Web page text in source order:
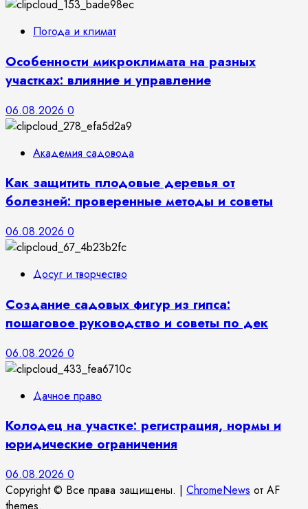
Погода и климат
Особенности микроклимата на разных
участках: влияние и управление
06.08.2026 0
Академия садовода
Как защитить плодовые деревья от
болезней: проверенные методы и советы
06.08.2026 0
Досуг и творчество
Создание садовых фигур из гипса:
пошаговое руководство и советы по дек
06.08.2026 0
Дачное право
Колодец на участке: регистрация, нормы и
юридические ограничения
06.08.2026 0
Copyright © Все права защищены. | ChromeNews от AF